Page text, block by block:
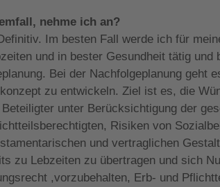
nehme ich an?
Im besten Fall werde ich für
und in bester Gesundheit tätig und
Bei der Nachfolgeplanung geht
zu entwickeln. Ziel ist es, die
unter Berücksichtigung der
Risiken von
und vertraglichen
zu Lebzeiten zu übertragen und sich
,vorzubehalten, Erb- und